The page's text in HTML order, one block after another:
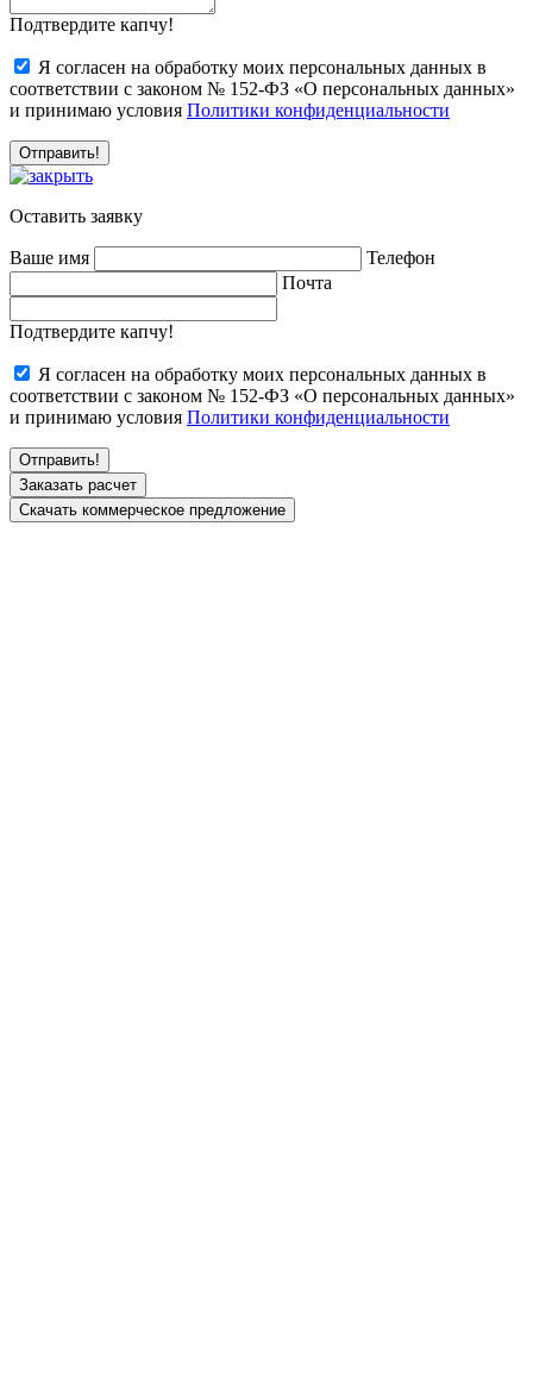
Подтвердите капчу!
Я согласен на обработку моих персональных данных в
соответствии с законом № 152-ФЗ «О персональных данных»
и принимаю условия Политики конфиденциальности
Оставить заявку
Ваше имя
Телефон
Почта
Подтвердите капчу!
Я согласен на обработку моих персональных данных в
соответствии с законом № 152-ФЗ «О персональных данных»
и принимаю условия Политики конфиденциальности
Заказать расчет
Скачать коммерческое предложение